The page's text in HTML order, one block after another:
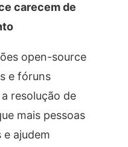
carecem de
open-source
e fóruns
resolução de
mais pessoas
ajudem